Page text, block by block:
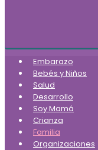
Embarazo
Bebés y Niños
Salud
Desarrollo
Soy Mamá
Crianza
Familia
Organizaciones